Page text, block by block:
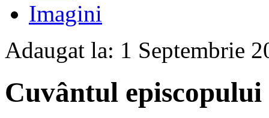
Imagini
Adaugat la: 1 Septembrie
Cuvântul